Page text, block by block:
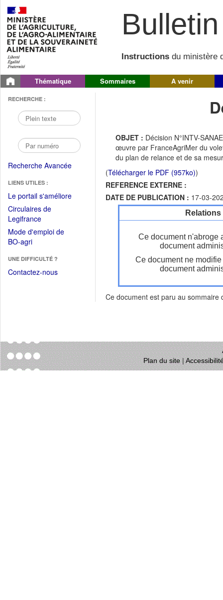
Instructions du ministère
Thématique Sommaires A venir
RECHERCHE :
Recherche Avancée
LIENS UTILES :
Le portail s'améliore(Fichier
Circulaires de
Legifrance(Ouvrir
dans
une
fenêtre)
Mode d'emploi de
BO-agri(Ouvrir
une
nouvelle
UNE DIFFICULTÉ ?
Contactez-nous
OBJET : Décision N°INTV-
œuvre par FranceAgriMer du
du plan de relance et de sa
(Télécharger le PDF (957ko))
REFERENCE EXTERNE :
DATE DE PUBLICATION : 17-03-
Ce document n'abroge
document
Ce document ne
document
Ce document est paru au sommaire
Plan du site|